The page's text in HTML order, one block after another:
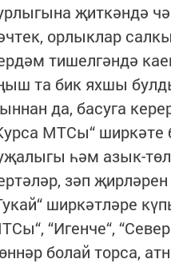
җиткәндә
орлыклар
тишелгәндә
та бик яхшы
да, басуга
МТСы“ ширкәте
һәм азык-
зәп
ширкәтләре
“Игенче“,
болай торса,